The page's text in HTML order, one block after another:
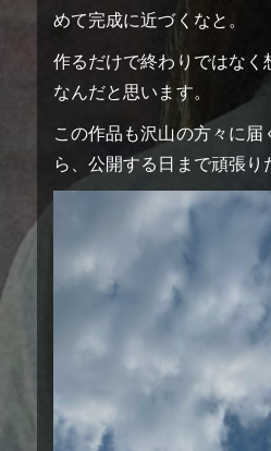
トップページ
上映劇場
ティザー予告
お知らせ
作品紹介
ストーリー
cast
めて完成に近づくなと。
作るだけで終わりではなく
なんだと思います。
この作品も沢山の方々に届
ら、公開する日まで頑張り